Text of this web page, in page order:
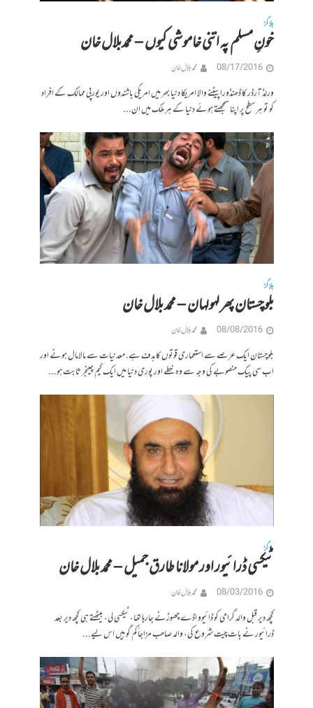
بلاگز
خونِ مسلم پہ اتنی خاموشی کیوں – محمدبلال خان
08/17/2016 محمد بلال خان
ورلڈ آرڈر کا ڈھنڈورا پیٹنے والا امریکا دنیا بھر میں امریکی باشندوں اور یورپی ممالک کے افراد
کو تو ہر سطح پر اپنا سمجھتے ہوئے دنیا کے ہر ملک میں ان...
بلاگز
بلوچستان پھر لہولہان – محمد بلال خان
08/08/2016 محمد بلال خان
بلوچستان ایک عرصے سے استعماری قوتوں کا ہدف ہے. معدنیات سے مالامال ہونے اور
اب سی پیک منصوبے کی وجہ سے وہ خطے اور پوری دنیا میں ایک گیم چینجر ثابت ہو...
بلاگز
ٹیکسی ڈرائیور اور مولانا طارق جمیل – محمد بلال خان
08/03/2016 محمد بلال خان
کچھ دیر قبل والد گرامی کو ڈائیوو اڈے چھوڑنے جارہا تھا، ٹیکسی لی، بیٹھتے ہی کچھ دیر بعد
ڈرائیور نے بات چیت شروع کی، والد صاحب مزاجاً کم گو ہیں اس لیے...